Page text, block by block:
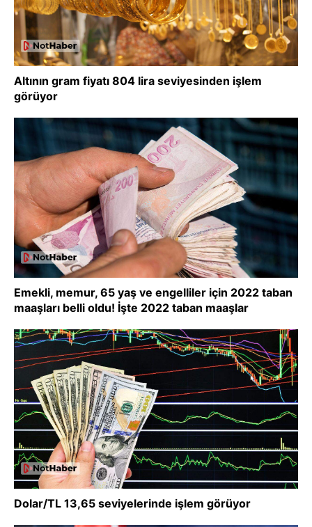
Altının gram fiyatı 804 lira seviyesinden işlem
görüyor
Emekli, memur, 65 yaş ve engelliler için 2022 taban
maaşları belli oldu! İşte 2022 taban maaşlar
Dolar/TL 13,65 seviyelerinde işlem görüyor